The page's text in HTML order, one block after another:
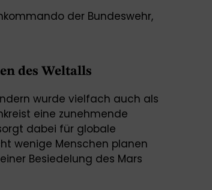
der Bundeswehr,
des Weltalls
wurde vielfach auch als
eine zunehmende
dabei für globale
wenige Menschen planen
Besiedelung des Mars